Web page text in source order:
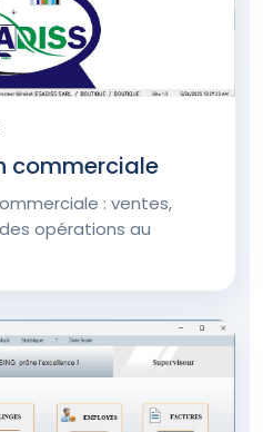
commerciale
: ventes,
opérations au